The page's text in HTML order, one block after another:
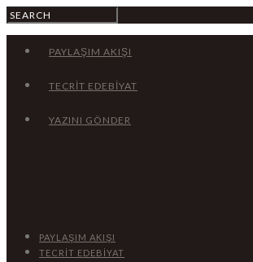
PAYLAŞIM AKIŞI
TECRİT EDEBİYAT
YAZINI GÖNDER
PAYLAŞIM AKIŞI
TECRİT EDEBİYAT